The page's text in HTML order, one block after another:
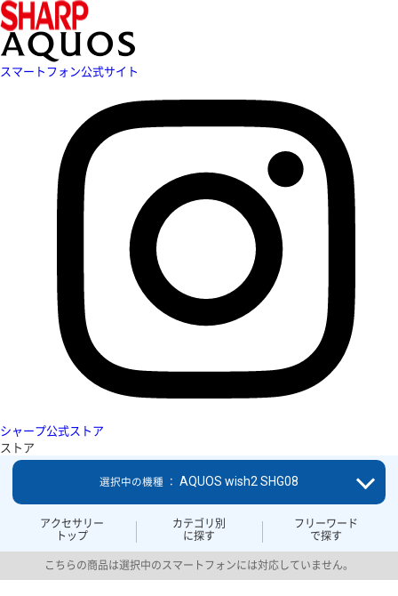
スマートフォン公式サイト
シャープ公式ストア
ストア
アクセサリー
トップ
カテゴリ別
に探す
フリーワード
で探す
選択中の機種 ： AQUOS wish2 SHG08
こちらの商品は選択中のスマートフォンには対応していません。